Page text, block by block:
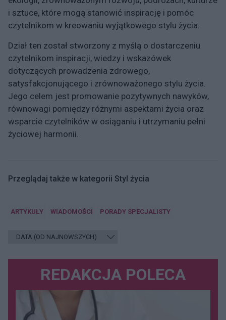
i sztuce, które mogą stanowić inspirację i pomóc
czytelnikom w kreowaniu wyjątkowego stylu życia.
Dział ten został stworzony z myślą o dostarczeniu
czytelnikom inspiracji, wiedzy i wskazówek
dotyczących prowadzenia zdrowego,
satysfakcjonującego i zrównoważonego stylu życia.
Jego celem jest promowanie pozytywnych nawyków,
równowagi pomiędzy różnymi aspektami życia oraz
wsparcie czytelników w osiąganiu i utrzymaniu pełni
życiowej harmonii.
Przeglądaj także w kategorii Styl życia
ARTYKUŁY WIADOMOŚCI PORADY SPECJALISTY
REDAKCJA POLECA